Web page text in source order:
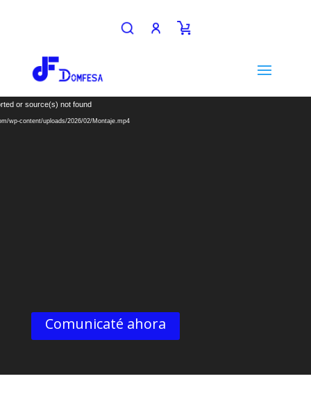
Reproductor
de
or source(s) not found
wp-content/uploads/2026/02/Montaje.mp4
Comunicaté ahora